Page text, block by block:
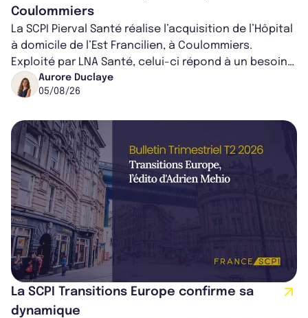
Coulommiers
La SCPI Pierval Santé réalise l’acquisition de l’Hôpital
à domicile de l’Est Francilien, à Coulommiers.
Exploité par LNA Santé, celui-ci répond à un besoin
médical croissant, qui s...
Aurore Duclaye
05/08/26
La SCPI Transitions Europe confirme sa
dynamique